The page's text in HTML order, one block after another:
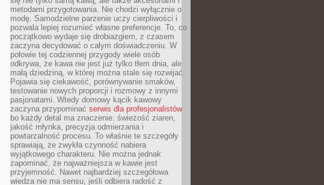
metodami przygotowania. Nie chodzi wyłącznie o
modę. Samodzielne parzenie uczy cierpliwości i
pozwala lepiej rozumieć własne preferencje. To, co
początkowo wydaje się drobiazgiem, z czasem
zaczyna decydować o całym doświadczeniu. W
połowie tej codziennej przygody wiele osób
odkrywa, że kawa nie jest już tylko tłem dnia, ale
małą dziedziną, w której można stale się rozwijać.
Pojawia się ciekawość, porównywanie smaków,
testowanie nowych proporcji i rozmowy z innymi
pasjonatami. Wtedy domowy kącik kawowy
zaczyna przypominać serwis dla profesjonalistów
bo każdy detal ma znaczenie: świeżość ziaren,
jakość młynka, precyzja odmierzania i
powtarzalność procesu. To właśnie te szczegóły
sprawiają, że zwykła czynność nabiera
wyjątkowego charakteru. Nie można jednak
zapominać, że najważniejsza w kawie jest
przyjemność. Nawet najbardziej szczegółowa
wiedza nie ma sensu, jeśli odbiera radość z